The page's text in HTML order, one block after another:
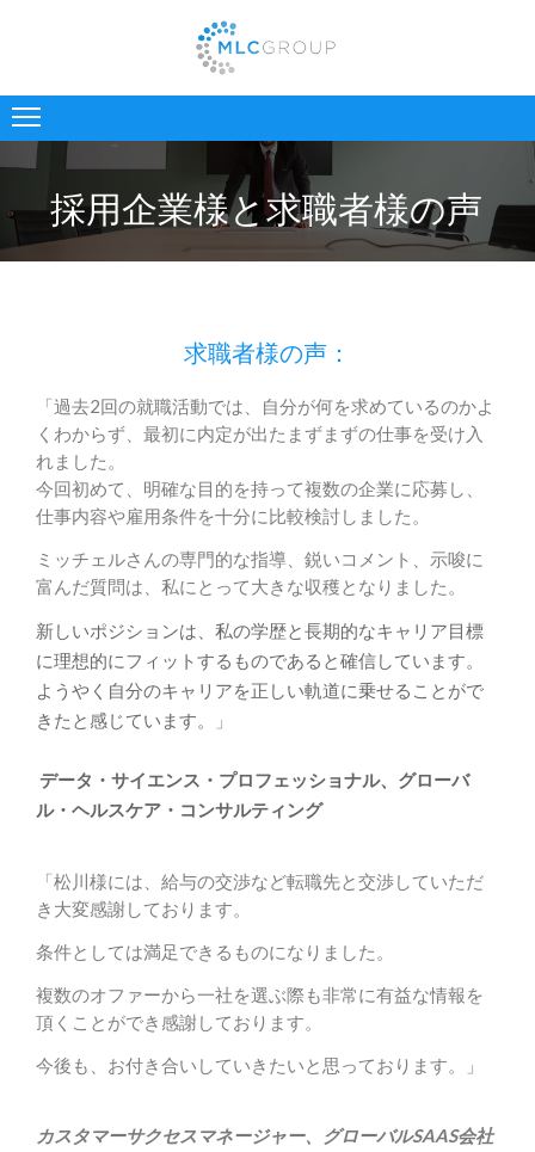
弊
社
に
業
様
求
職
様
業
界
求
登
採
用
企
様
と
求
者
採用企業様と求職者様の声
求職者様の声：
「過去2回の就職活動では、
自分が何を求めているのかよ
くわからず、 最初に内定が出たまずまずの仕事を受け入
れました。
今回初めて、明確な目的を持って複数の企業に応募し、
仕事内容や雇用条件を十分に比較検討しました。
ミッチェルさんの専門的な指導、鋭いコメント、 示唆に
富んだ質問は、私にとって大きな収穫となりました。
新しいポジションは、 私の学歴と長期的なキャリア目標
に理想的にフィットするものであると確信しています。
ようやく自分のキャリアを正しい軌道に乗せることがで
きたと感じています。 」
データ・サイエンス・プロフェッショナル、グローバ
ル・ ヘルスケア・コンサルティング
「松川様には、給与の交渉など転職先と交渉していただ
き大変感謝しております。
条件としては満足できるものになりました。
複数のオファーから一社を選ぶ際も非常に有益な情報を
頂くことができ感謝しております。
今後も、お付き合いしていきたいと思っております。」
カスタマーサクセスマネージャー、グローバルSAAS会社